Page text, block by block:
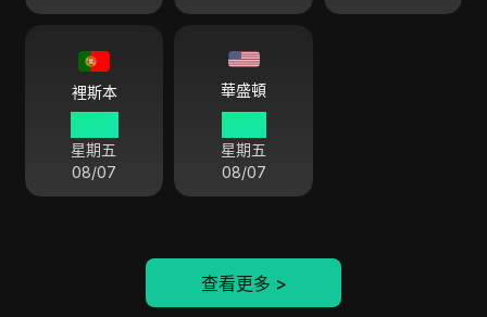
裡斯本
星期五
08/07
華盛頓
星期五
08/07
查看更多 >